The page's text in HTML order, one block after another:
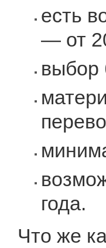
есть
— от
выбор
года.
Что же